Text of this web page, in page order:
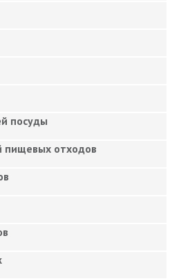
посуды
пищевых отходов